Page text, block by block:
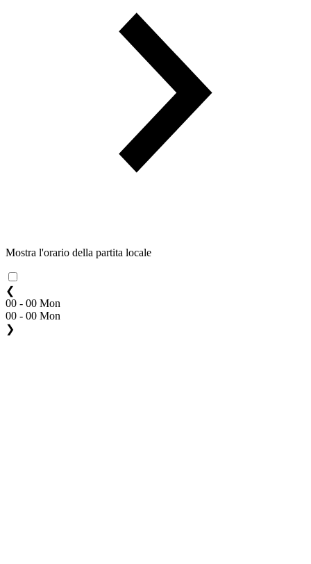
Mostra l'orario della partita locale
❮
00 - 00 Mon
00 - 00 Mon
❯